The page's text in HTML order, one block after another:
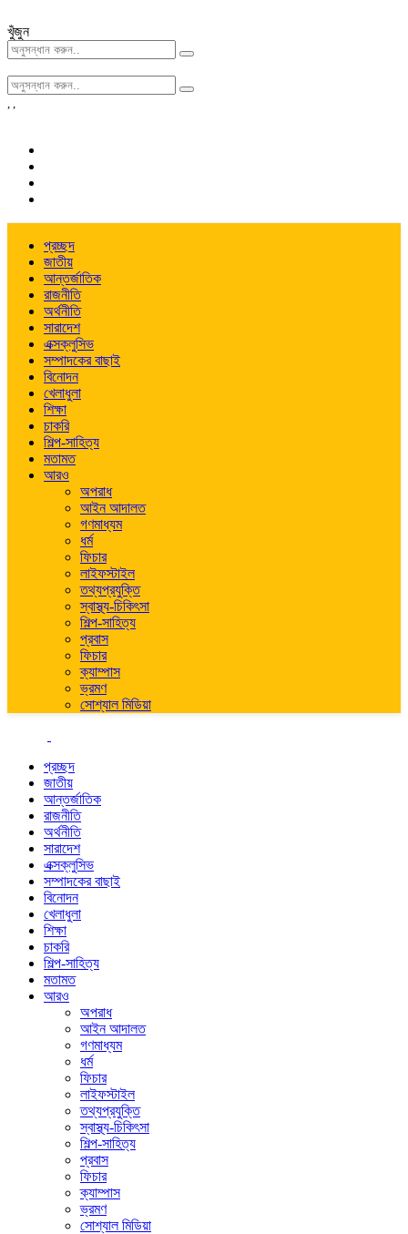
খুঁজুন
, ,
প্রচ্ছদ
জাতীয়
আন্তর্জাতিক
রাজনীতি
অর্থনীতি
সারাদেশ
এক্সক্লুসিভ
সম্পাদকের বাছাই
বিনোদন
খেলাধুলা
শিক্ষা
চাকরি
শিল্প-সাহিত্য
মতামত
আরও
অপরাধ
আইন আদালত
গণমাধ্যম
ধর্ম
ফিচার
লাইফস্টাইল
তথ্যপ্রযুক্তি
স্বাস্থ্য-চিকিৎসা
শিল্প-সাহিত্য
প্রবাস
ফিচার
ক্যাম্পাস
ভ্রমণ
সোশ্যাল মিডিয়া
প্রচ্ছদ
জাতীয়
আন্তর্জাতিক
রাজনীতি
অর্থনীতি
সারাদেশ
এক্সক্লুসিভ
সম্পাদকের বাছাই
বিনোদন
খেলাধুলা
শিক্ষা
চাকরি
শিল্প-সাহিত্য
মতামত
আরও
অপরাধ
আইন আদালত
গণমাধ্যম
ধর্ম
ফিচার
লাইফস্টাইল
তথ্যপ্রযুক্তি
স্বাস্থ্য-চিকিৎসা
শিল্প-সাহিত্য
প্রবাস
ফিচার
ক্যাম্পাস
ভ্রমণ
সোশ্যাল মিডিয়া